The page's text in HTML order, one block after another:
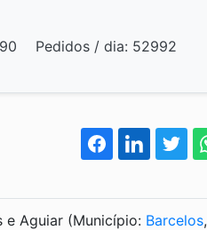
Pedidos / dia: 52992
e Aguiar (Município: Barcelos,